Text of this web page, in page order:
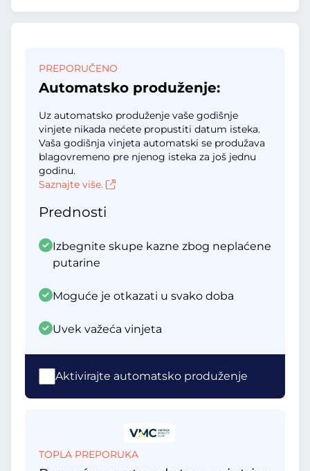
PREPORUČENO
Automatsko produženje:
Uz automatsko produženje vaše godišnje
vinjete nikada nećete propustiti datum isteka.
Vaša godišnja vinjeta automatski se produžava
blagovremeno pre njenog isteka za još jednu
godinu.
Saznajte više.
Prednosti
Izbegnite skupe kazne zbog neplaćene
putarine
Moguće je otkazati u svako doba
Uvek važeća vinjeta
Aktivirajte automatsko produženje
TOPLA PREPORUKA